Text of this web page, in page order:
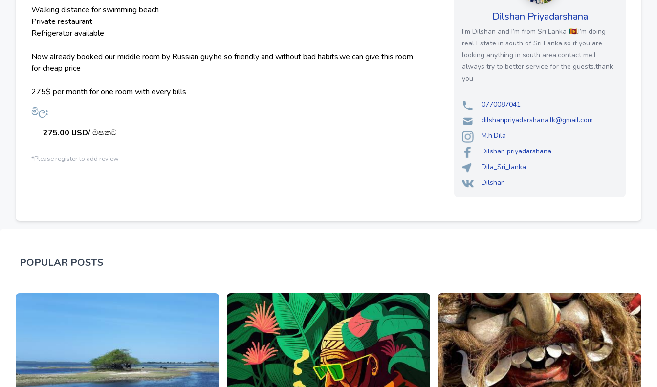
Walking distance for swimming beach
Private restaurant
Refrigerator available
Now already booked our middle room by Russian guy.he so friendly and without bad habits.we can give this room
for cheap price
275$ per month for one room with every bills
මිල:
275.00 USD/ මසකට
*Please register to add review
Dilshan Priyadarshana
I’m Dilshan and I’m from Sri Lanka 🇱🇰.I’m doing
real Estate in south of Sri Lanka.so if you are
looking anything in south area,contact me.I
always try to better service for the guests.thank
you
0770087041
dilshanpriyadarshana.lk@gmail.com
M.h.Dila
Dilshan priyadarshana
Dila_Sri_lanka
Dilshan
POPULAR POSTS